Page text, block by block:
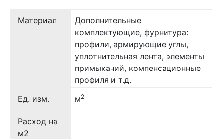
Материал
Дополнительные
комплектующие, фурнитура:
профили, армирующие углы,
уплотнительная лента, элементы
примыканий, компенсационные
профиля и т.д.
Ед. изм.
м2
Расход на
м2